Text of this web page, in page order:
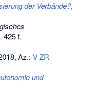
der Verbände?,
425 f.
Az.:V ZR
und